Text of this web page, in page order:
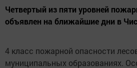
Четвертый из пяти уровней
объявлен на ближайшие дни в
4 класс пожарной опасности
муниципальных образованиях.